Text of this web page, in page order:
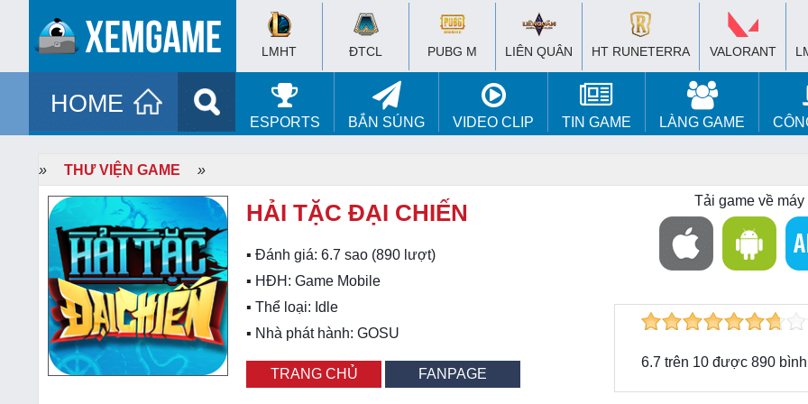
LMHT ĐTCL PUBG M LIÊN QUÂN HT RUNETERRA VALORANT
HOME
ESPORTS BẮN SÚNG VIDEO CLIP TIN GAME LÀNG GAME
» THƯ VIỆN GAME
»
Tải game về máy
HẢI TẶC ĐẠI CHIẾN
▪ Đánh giá: 6.7 sao (890 lượt)
▪ HĐH: Game Mobile
▪ Thể loại: Idle
▪ Nhà phát hành: GOSU
TRANG CHỦ FANPAGE
6.7 trên 10 được 890